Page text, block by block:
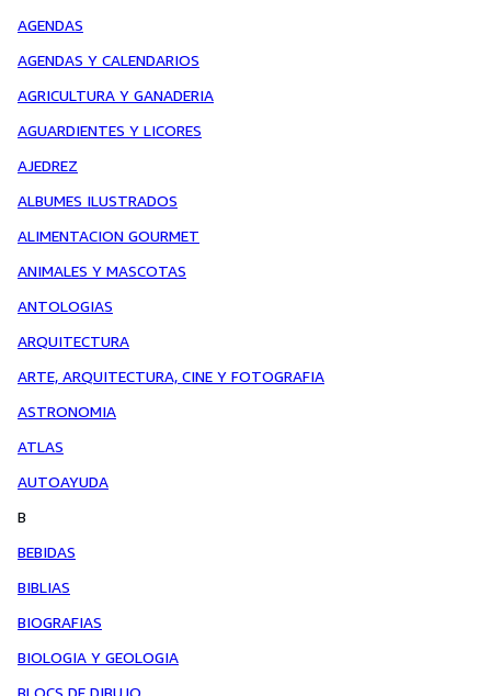
AGENDAS
AGENDAS Y CALENDARIOS
AGRICULTURA Y GANADERIA
AGUARDIENTES Y LICORES
AJEDREZ
ALBUMES ILUSTRADOS
ALIMENTACION GOURMET
ANIMALES Y MASCOTAS
ANTOLOGIAS
ARQUITECTURA
ARTE, ARQUITECTURA, CINE Y FOTOGRAFIA
ASTRONOMIA
ATLAS
AUTOAYUDA
B
BEBIDAS
BIBLIAS
BIOGRAFIAS
BIOLOGIA Y GEOLOGIA
BLOCS DE DIBUJO